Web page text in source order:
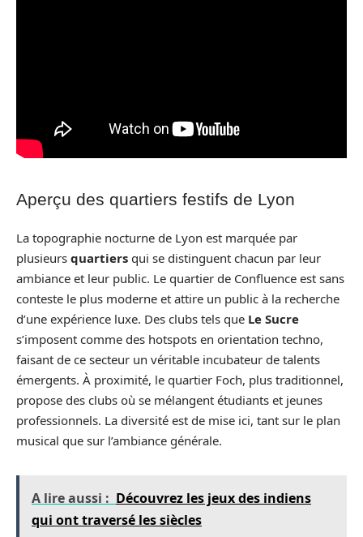
Aperçu des quartiers festifs de Lyon
La topographie nocturne de Lyon est marquée par
plusieurs quartiers qui se distinguent chacun par leur
ambiance et leur public. Le quartier de Confluence est sans
conteste le plus moderne et attire un public à la recherche
d’une expérience luxe. Des clubs tels que Le Sucre
s’imposent comme des hotspots en orientation techno,
faisant de ce secteur un véritable incubateur de talents
émergents. À proximité, le quartier Foch, plus traditionnel,
propose des clubs où se mélangent étudiants et jeunes
professionnels. La diversité est de mise ici, tant sur le plan
musical que sur l’ambiance générale.
A lire aussi : Découvrez les jeux des indiens
qui ont traversé les siècles